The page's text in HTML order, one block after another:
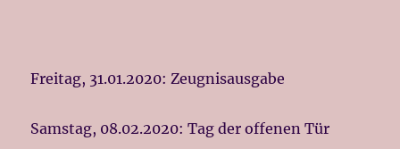
Freitag, 31.01.2020: Zeugnisausgabe
Samstag, 08.02.2020: Tag der offenen Tür